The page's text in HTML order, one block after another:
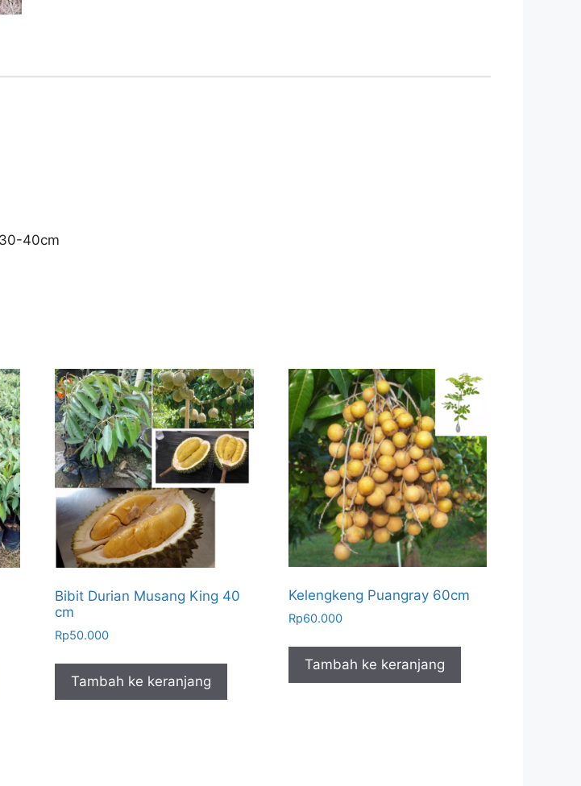
40cm
Bibit Durian Musang King 40
cm
Rp50.000
Tambah ke keranjang
Kelengkeng Puangray 60cm
Rp60.000
Tambah ke keranjang